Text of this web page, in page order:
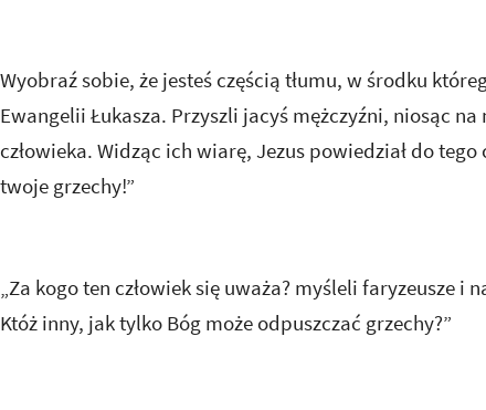
Wyobraź sobie, że jesteś częścią tłumu, w środku
Ewangelii Łukasza. Przyszli jacyś mężczyźni, niosąc
człowieka. Widząc ich wiarę, Jezus powiedział do
twoje grzechy!”
„Za kogo ten człowiek się uważa? myśleli faryzeusze i
Któż inny, jak tylko Bóg może odpuszczać grzechy?”